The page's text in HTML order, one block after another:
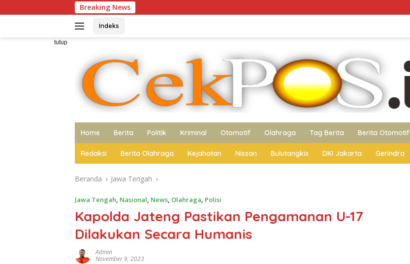
ke
Breaking News
Indeks
tutup
Home Berita Politik Kriminal Otomotif Olahraga Tag Berita Berita Otomotif
Redaksi Berita Olahraga Kejahatan Nissan Bulutangkis DKI Jakarta Gerindra
Beranda Jawa Tengah
Jawa Tengah, Nasional, News, Olahraga, Polisi
Kapolda Jateng Pastikan Pengamanan U-17
Dilakukan Secara Humanis
Admin
November 9, 2023